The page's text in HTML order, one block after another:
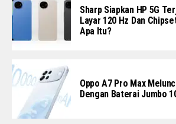
Sharp Siapkan HP 5G
Layar 120 Hz Dan
Apa Itu?
Oppo A7 Pro Max
Dengan Baterai Jumbo